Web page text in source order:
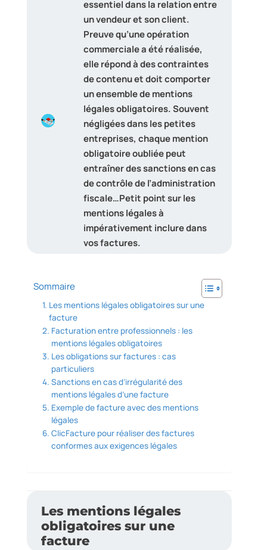
essentiel dans la relation entre
un vendeur et son client.
Preuve qu’une opération
commerciale a été réalisée,
elle répond à des contraintes
de contenu et doit comporter
un ensemble de mentions
légales obligatoires. Souvent
négligées dans les petites
entreprises, chaque mention
obligatoire oubliée peut
entraîner des sanctions en cas
de contrôle de l’administration
fiscale…Petit point sur les
mentions légales à
impérativement inclure dans
vos factures.
Sommaire
Les mentions légales obligatoires sur une
facture
Facturation entre professionnels : les
mentions légales obligatoires
Les obligations sur factures : cas
particuliers
Sanctions en cas d’irrégularité des
mentions légales d’une facture
Exemple de facture avec des mentions
légales
ClicFacture pour réaliser des factures
conformes aux exigences légales
Les mentions légales
obligatoires sur une
facture